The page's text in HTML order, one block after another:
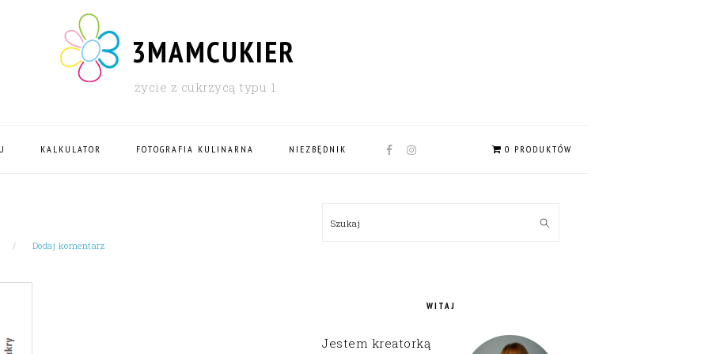
3MAMCUKIER
życie z cukrzycą typu 1
KALKULATOR FOTOGRAFIA KULINARNA NIEZBĘDNIK
NAV
0 PRODUKTÓW
Dodaj komentarz
SIDEBAR
Szukaj
WITAJ
Jestem kreatorką